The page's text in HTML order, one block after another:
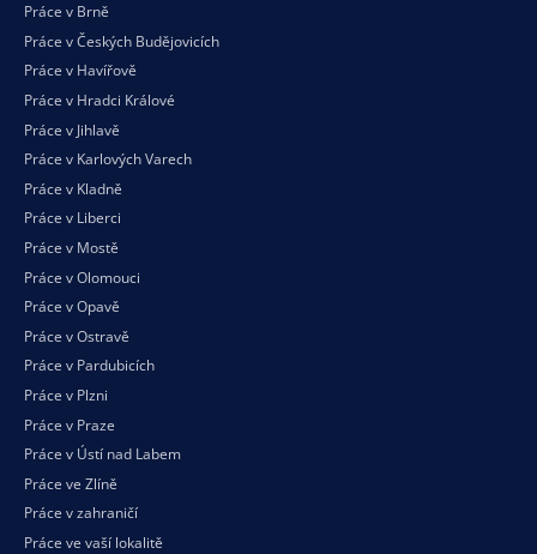
Práce v Brně
Práce v Českých Budějovicích
Práce v Havířově
Práce v Hradci Králové
Práce v Jihlavě
Práce v Karlových Varech
Práce v Kladně
Práce v Liberci
Práce v Mostě
Práce v Olomouci
Práce v Opavě
Práce v Ostravě
Práce v Pardubicích
Práce v Plzni
Práce v Praze
Práce v Ústí nad Labem
Práce ve Zlíně
Práce v zahraničí
Práce ve vaší lokalitě